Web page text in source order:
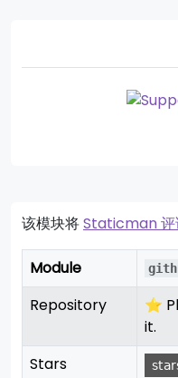
该模块将Staticman 评
Module
Repository ⭐
it.
Stars